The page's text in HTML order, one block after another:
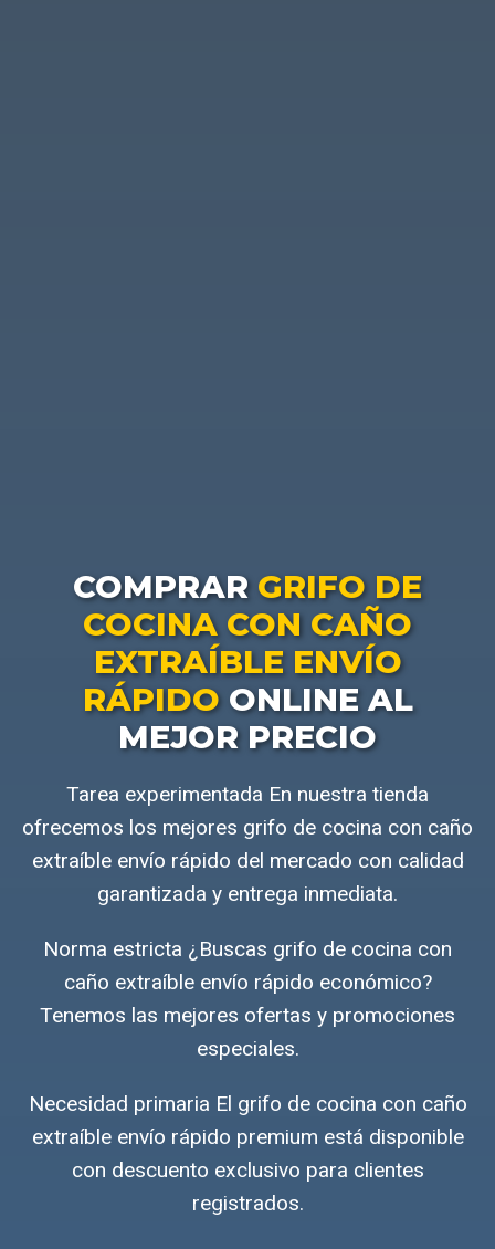
COMPRAR GRIFO DE
COCINA CON CAÑO
EXTRAÍBLE ENVÍO
RÁPIDOONLINE AL
MEJOR PRECIO
Tarea experimentada En nuestra tienda
ofrecemos los mejores grifo de cocina con caño
extraíble envío rápido del mercado con calidad
garantizada y entrega inmediata.
Norma estricta ¿Buscas grifo de cocina con
caño extraíble envío rápido económico?
Tenemos las mejores ofertas y promociones
especiales.
Necesidad primaria El grifo de cocina con caño
extraíble envío rápido premium está disponible
con descuento exclusivo para clientes
registrados.